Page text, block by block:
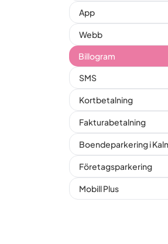
App
Webb
Billogram
SMS
Kortbetalning
Fakturabetalning
Boendeparkering i
Företagsparkering
Mobill Plus